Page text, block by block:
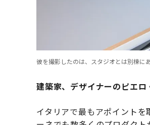
彼を撮影したのは、スタジオとは別棟に
建築家、デザイナーのピエロ
イタリアで最もアポイント